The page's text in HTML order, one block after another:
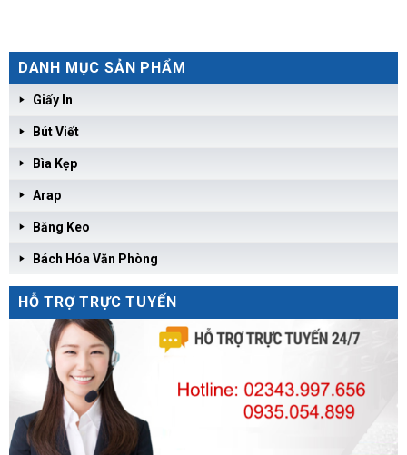
DANH MỤC SẢN PHẨM
Giấy In
Bút Viết
Bìa Kẹp
Arap
Băng Keo
Bách Hóa Văn Phòng
HỖ TRỢ TRỰC TUYẾN